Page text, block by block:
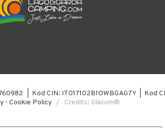
| Kod CIN: IT017102B1OWBGAG7Y | Kod
- Cookie Policy/ Credits: Glacom®